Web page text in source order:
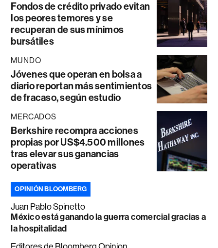
Fondos de crédito privado evitan
los peores temores y se
recuperan de sus mínimos
bursátiles
MUNDO
Jóvenes que operan en bolsa a
diario reportan más sentimientos
de fracaso, según estudio
MERCADOS
Berkshire recompra acciones
propias por US$4.500 millones
tras elevar sus ganancias
operativas
OPINIÓN BLOOMBERG
Juan Pablo Spinetto
México está ganando la guerra comercial gracias a
la hospitalidad